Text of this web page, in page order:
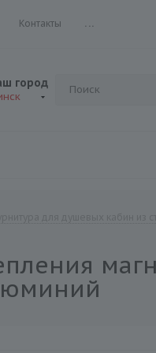
Контакты ...
город